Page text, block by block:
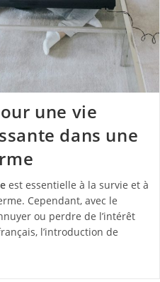
une vie
dans une
est essentielle à la survie et à
Cependant, avec le
ou perdre de l’intérêt
l’introduction de